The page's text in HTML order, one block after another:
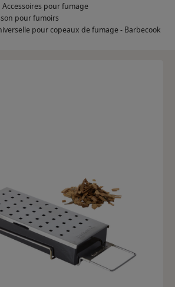
Accessoires pour fumage
pour fumoirs
pour copeaux de fumage - Barbecook